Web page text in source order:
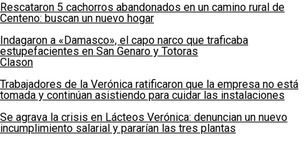
Rescataron 5 cachorros abandonados en un camino rural de
Centeno: buscan un nuevo hogar
Indagaron a «Damasco», el capo narco que traficaba
estupefacientes en San Genaro y Totoras
Clason
Trabajadores de la Verónica ratificaron que la empresa no está
tomada y continúan asistiendo para cuidar las instalaciones
Se agrava la crisis en Lácteos Verónica: denuncian un nuevo
incumplimiento salarial y pararían las tres plantas